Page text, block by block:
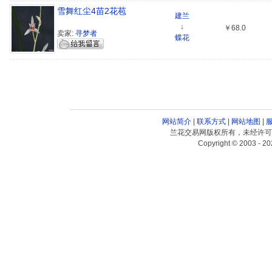
雪舞红尘4苗2花苞
卖家: 寻梦者
建兰
↓
蝶花
￥68.0
网站简介| 联系方式| 网站地图
兰花交易网版权所有，未经许
Copyright © 2003 -